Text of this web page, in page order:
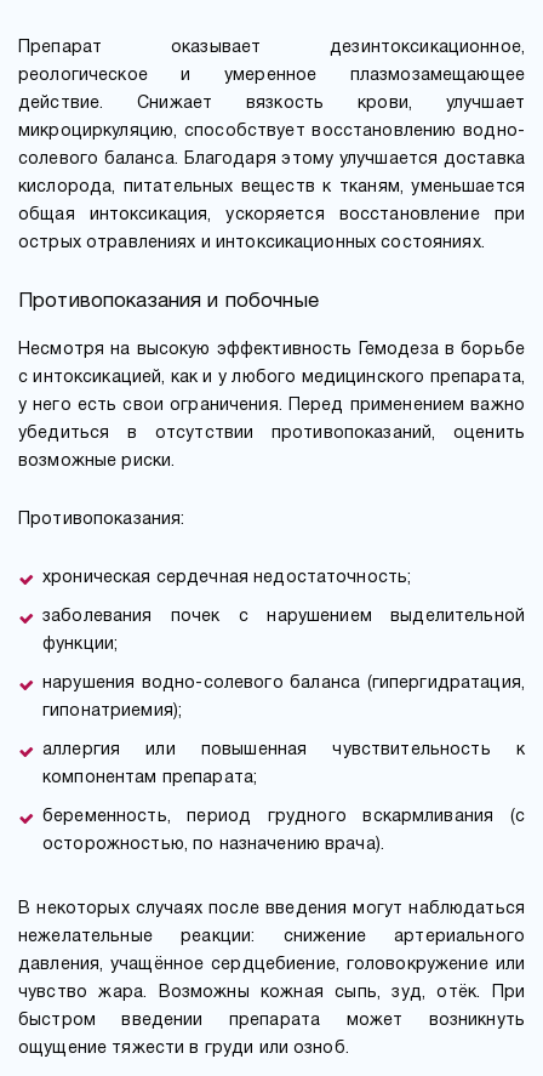
Препарат оказывает дезинтоксикационное,
реологическое и умеренное плазмозамещающее
действие. Снижает вязкость крови, улучшает
микроциркуляцию, способствует восстановлению водно-
солевого баланса. Благодаря этому улучшается доставка
кислорода, питательных веществ к тканям, уменьшается
общая интоксикация, ускоряется восстановление при
острых отравлениях и интоксикационных состояниях.
Противопоказания и побочные
Несмотря на высокую эффективность Гемодеза в борьбе
с интоксикацией, как и у любого медицинского препарата,
у него есть свои ограничения. Перед применением важно
убедиться в отсутствии противопоказаний, оценить
возможные риски.
Противопоказания:
хроническая сердечная недостаточность;
заболевания почек с нарушением выделительной
функции;
нарушения водно-солевого баланса (гипергидратация,
гипонатриемия);
аллергия или повышенная чувствительность к
компонентам препарата;
беременность, период грудного вскармливания (с
осторожностью, по назначению врача).
В некоторых случаях после введения могут наблюдаться
нежелательные реакции: снижение артериального
давления, учащённое сердцебиение, головокружение или
чувство жара. Возможны кожная сыпь, зуд, отёк. При
быстром введении препарата может возникнуть
ощущение тяжести в груди или озноб.